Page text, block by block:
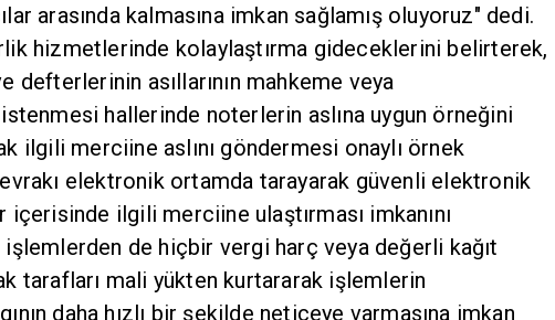
arasında kalmasına imkan sağlamış oluyoruz" dedi.
hizmetlerinde kolaylaştırma gideceklerini belirterek,
defterlerinin asıllarının mahkeme veya
istenmesi hallerinde noterlerin aslına uygun örneğini
ilgili merciine aslını göndermesi onaylı örnek
elektronik ortamda tarayarak güvenli elektronik
içerisinde ilgili merciine ulaştırması imkanını
de hiçbir vergi harç veya değerli kağıt
tarafları mali yükten kurtararak işlemlerin
daha hızlı bir şekilde neticeye varmasına imkan